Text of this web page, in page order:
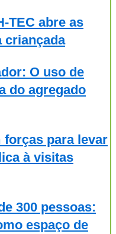
TEC abre as
criançada
O uso de
do agregado
forças para levar
à visitas
300 pessoas:
espaço de